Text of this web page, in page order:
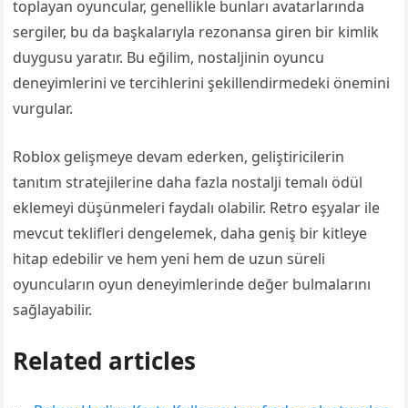
toplayan oyuncular, genellikle bunları avatarlarında
sergiler, bu da başkalarıyla rezonansa giren bir kimlik
duygusu yaratır. Bu eğilim, nostaljinin oyuncu
deneyimlerini ve tercihlerini şekillendirmedeki önemini
vurgular.
Roblox gelişmeye devam ederken, geliştiricilerin
tanıtım stratejilerine daha fazla nostalji temalı ödül
eklemeyi düşünmeleri faydalı olabilir. Retro eşyalar ile
mevcut teklifleri dengelemek, daha geniş bir kitleye
hitap edebilir ve hem yeni hem de uzun süreli
oyuncuların oyun deneyimlerinde değer bulmalarını
sağlayabilir.
Related articles